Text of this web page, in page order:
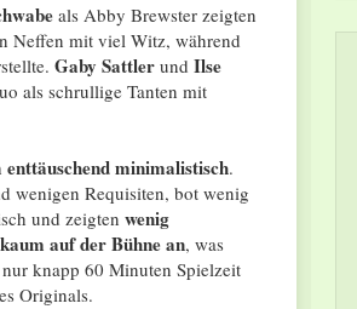
als Abby Brewster zeigten
Neffen mit viel Witz, während
Gaby Sattlerund Ilse
als schrullige Tanten mit
enttäuschend minimalistisch.
wenigen Requisiten, bot wenig
und zeigten wenig
auf der Bühne an, was
knapp 60 Minuten Spielzeit
Originals.